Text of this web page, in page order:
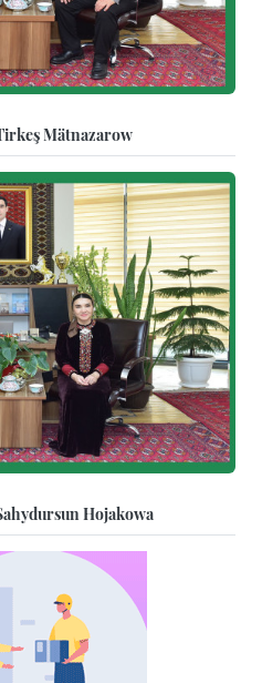
Mätnazarow
Hojakowa